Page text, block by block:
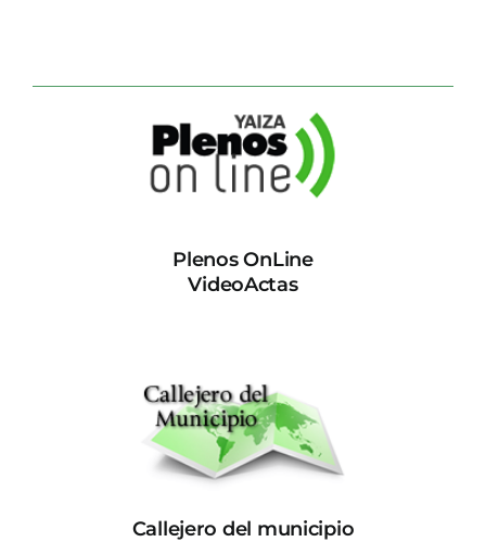
Plenos OnLine
VideoActas
Callejero del municipio